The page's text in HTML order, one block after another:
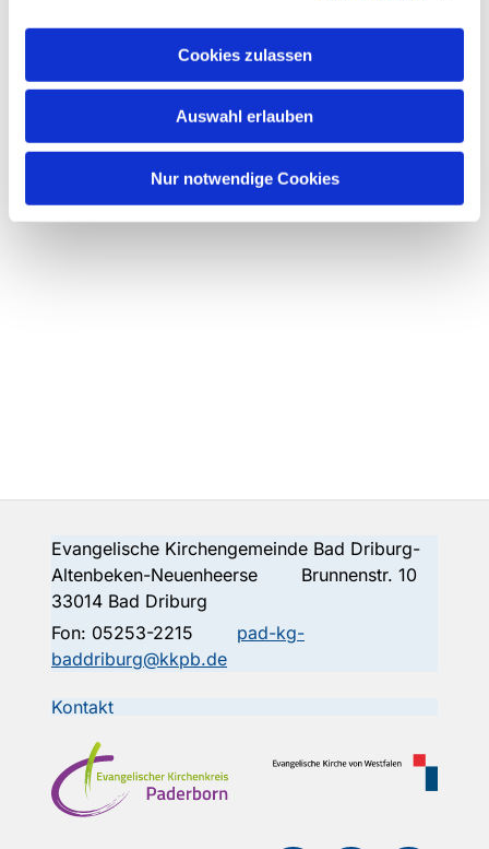
Cookies zulassen
Auswahl erlauben
Nur notwendige Cookies
Evangelische Kirchengemeinde Bad Driburg-
Altenbeken-Neuenheerse Brunnenstr. 10
33014 Bad Driburg
Fon: 05253-2215
pad-kg-
baddriburg@kkpb.de
Kontakt